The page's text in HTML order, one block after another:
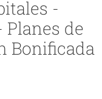
-
Planes de
Bonificada